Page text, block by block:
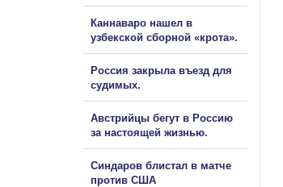
Каннаваро нашел в
узбекской сборной «крота».
Россия закрыла въезд для
судимых.
Австрийцы бегут в Россию
за настоящей жизнью.
Синдаров блистал в матче
против США